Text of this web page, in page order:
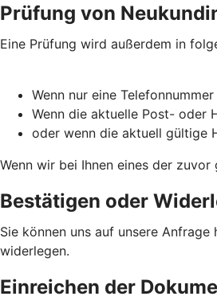
Prüfung von
Eine Prüfung wird außerdem in
Wenn nur eine
Wenn die aktuelle Post- oder
oder wenn die aktuell gültige
Wenn wir bei Ihnen eines der
Bestätigen oder
Sie können uns auf unsere
widerlegen.
Einreichen der